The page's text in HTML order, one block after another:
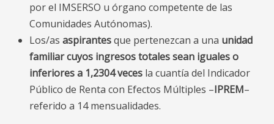
por el IMSERSO u órgano competente de las
Comunidades Autónomas).
Los/as aspirantesque pertenezcan a una unidad
familiar cuyos ingresos totales sean iguales o
inferiores a 1,2304 veces la cuantía del Indicador
Público de Renta con Efectos Múltiples –IPREM–
referido a 14 mensualidades.